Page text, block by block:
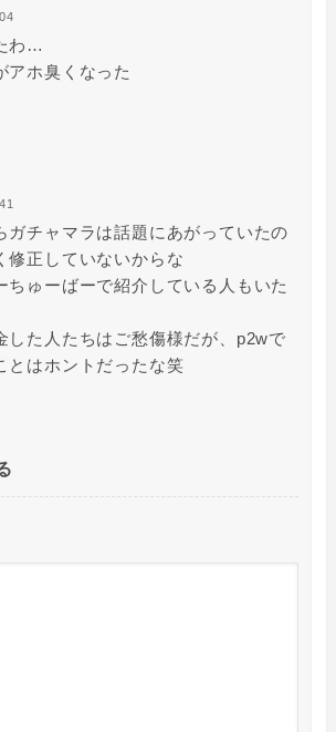
わ…
アホ臭くなった
ガチャマラは話題にあがっていたの
修正していないからな
ちゅーばーで紹介している人もいた
した人たちはご愁傷様だが、p2wで
とはホントだったな笑